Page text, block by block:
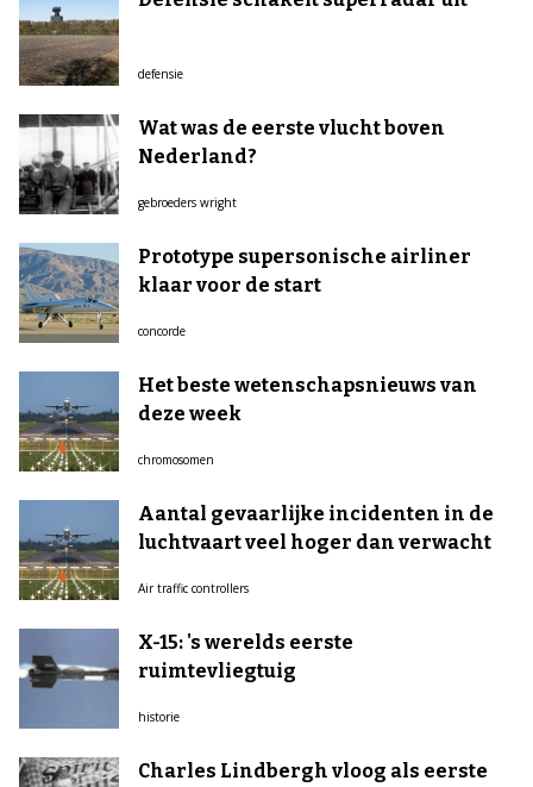
defensie
Wat was de eerste vlucht boven
Nederland?
gebroeders wright
Prototype supersonische airliner
klaar voor de start
concorde
Het beste wetenschapsnieuws van
deze week
chromosomen
Aantal gevaarlijke incidenten in de
luchtvaart veel hoger dan verwacht
Air traffic controllers
X-15: 's werelds eerste
ruimtevliegtuig
historie
Charles Lindbergh vloog als eerste